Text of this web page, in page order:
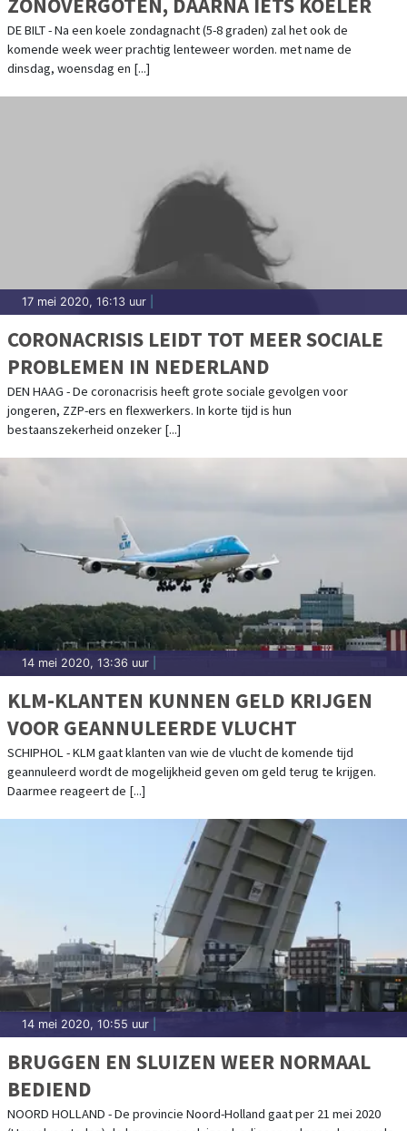
DE BILT - Na een koele zondagnacht (5-8 graden) zal het ook de
komende week weer prachtig lenteweer worden. met name de
dinsdag, woensdag en [...]
17 mei 2020, 16:13 uur
CORONACRISIS LEIDT TOT MEER SOCIALE
PROBLEMEN IN NEDERLAND
DEN HAAG - De coronacrisis heeft grote sociale gevolgen voor
jongeren, ZZP-ers en flexwerkers. In korte tijd is hun
bestaanszekerheid onzeker [...]
14 mei 2020, 13:36 uur
KLM-KLANTEN KUNNEN GELD KRIJGEN
VOOR GEANNULEERDE VLUCHT
SCHIPHOL - KLM gaat klanten van wie de vlucht de komende tijd
geannuleerd wordt de mogelijkheid geven om geld terug te krijgen.
Daarmee reageert de [...]
14 mei 2020, 10:55 uur
BRUGGEN EN SLUIZEN WEER NORMAAL
BEDIEND
NOORD HOLLAND - De provincie Noord-Holland gaat per 21 mei 2020